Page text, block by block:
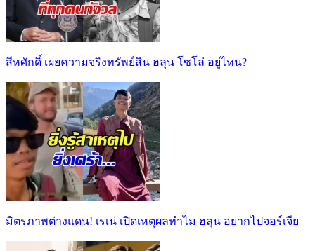
สีหศักดิ์ เผยความจริงทรัพย์สิน ฮลุน โซโล่ อยู่ไหน?
มิตรภาพต่างแดน! เรเน่ เปิดเหตุผลทำไม ฮลุน อยากไปจอร์เจีย